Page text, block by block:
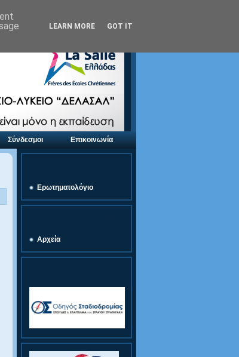
Σύνδεσμοι Επικοινωνία
Ερωτηματολόγιο
Αρχεία
LEARN MORE GOT IT